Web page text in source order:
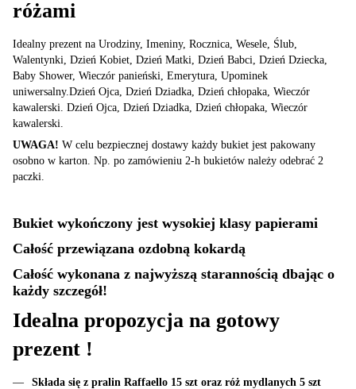
różami
Idealny prezent na Urodziny, Imeniny, Rocznica, Wesele, Ślub,
Walentynki, Dzień Kobiet, Dzień Matki, Dzień Babci, Dzień Dziecka,
Baby Shower, Wieczór panieński, Emerytura, Upominek
uniwersalny.Dzień Ojca, Dzień Dziadka, Dzień chłopaka, Wieczór
kawalerski. Dzień Ojca, Dzień Dziadka, Dzień chłopaka, Wieczór
kawalerski.
UWAGA! W celu bezpiecznej dostawy każdy bukiet jest pakowany
osobno w karton. Np. po zamówieniu 2-h bukietów należy odebrać 2
paczki.
Bukiet wykończony jest wysokiej klasy papierami
Całość przewiązana ozdobną kokardą
Całość wykonana z najwyższą starannością dbając o
każdy szczegół!
Idealna propozycja na gotowy
prezent !
Składa się z pralin Raffaello 15 szt oraz róż mydlanych 5 szt